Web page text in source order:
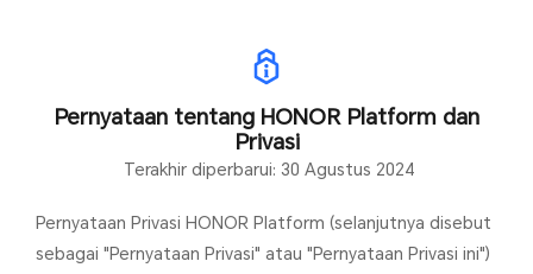
Pernyataan tentang HONOR Platform dan
Privasi
Terakhir diperbarui: 30 Agustus 2024
Pernyataan Privasi HONOR Platform (selanjutnya disebut
sebagai "Pernyataan Privasi" atau "Pernyataan Privasi ini")